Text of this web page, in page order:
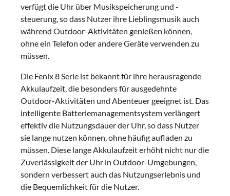
verfügt die Uhr über Musikspeicherung und -
steuerung, so dass Nutzer ihre Lieblingsmusik auch
während Outdoor-Aktivitäten genießen können,
ohne ein Telefon oder andere Geräte verwenden zu
müssen.
Die Fenix 8 Serie ist bekannt für ihre herausragende
Akkulaufzeit, die besonders für ausgedehnte
Outdoor-Aktivitäten und Abenteuer geeignet ist. Das
intelligente Batteriemanagementsystem verlängert
effektiv die Nutzungsdauer der Uhr, so dass Nutzer
sie lange nutzen können, ohne häufig aufladen zu
müssen. Diese lange Akkulaufzeit erhöht nicht nur die
Zuverlässigkeit der Uhr in Outdoor-Umgebungen,
sondern verbessert auch das Nutzungserlebnis und
die Bequemlichkeit für die Nutzer.